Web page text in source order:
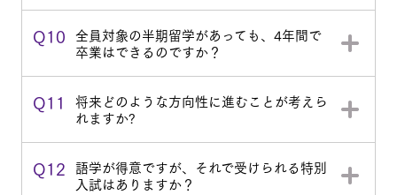
Q10 全員対象の半期留学があっても、4年間で
卒業はできるのですか？
Q11 将来どのような方向性に進むことが考えら
れますか?
Q12 語学が得意ですが、それで受けられる特別
入試はありますか？